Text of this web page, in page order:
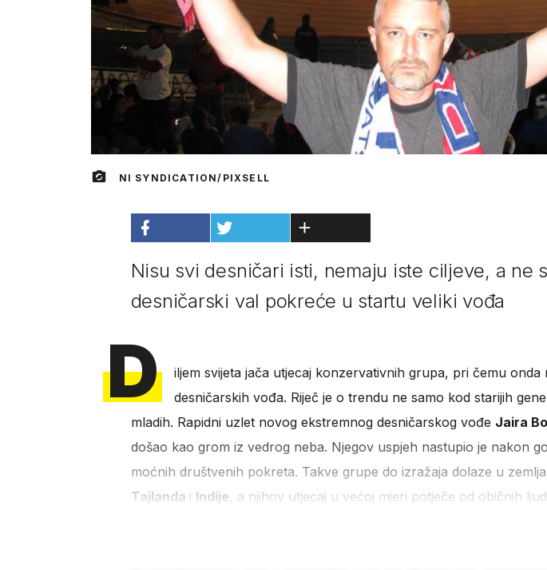
NI SYNDICATION/PIXSELL
Nisu svi desničari isti, nemaju iste ciljeve, a ne
desničarski val pokreće u startu veliki vođa
D
iljem svijeta jača utjecaj konzervativnih grupa, pri čemu onda
desničarskih vođa. Riječ je o trendu ne samo kod starijih
mladih. Rapidni uzlet novog ekstremnog desničarskog vođe Jaira
došao kao grom iz vedrog neba. Njegov uspjeh nastupio je nakon
moćnih društvenih pokreta. Takve grupe do izražaja dolaze u
Tajlanda i Indije, a njihov utjecaj u većoj mjeri potječe od običnih